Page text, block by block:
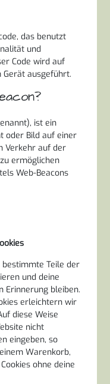
das benutzt
und
Code wird auf
ausgeführt.
ist ein
oder Bild auf einer
Verkehr auf der
ermöglichen
Web-Beacons
bestimmte Teile der
und deine
Erinnerung bleiben.
erleichtern wir
diese Weise
nicht
eingeben, so
Warenkorb,
ohne deine